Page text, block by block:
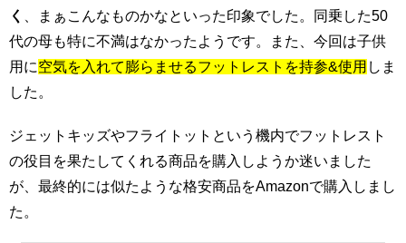
く 、まぁこんなものかなといった印象でした。同乗した50
代の母も特に不満はなかったようです。また、今回は子供
用に空気を入れて膨らませるフットレストを持参&使用 しま
した。
ジェットキッズやフライトットという機内でフットレスト
の役目を果たしてくれる商品を購入しようか迷いました
が、最終的には似たような格安商品をAmazonで購入しまし
た。